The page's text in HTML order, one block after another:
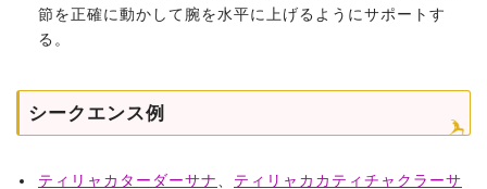
節を正確に動かして腕を水平に上げるようにサポートす
る。
シークエンス例
ティリャカターダーサナ
ティリャカカティチャクラーサ